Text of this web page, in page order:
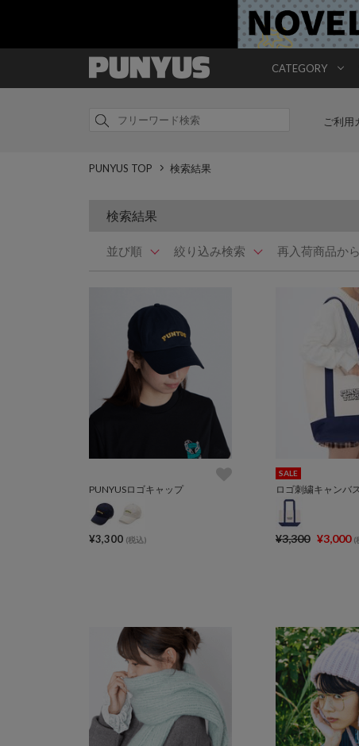
CATEGORY
ご利用
PUNYUS TOP 検索結果
検索結果
並び順 絞り込み検索 再入荷商品か
PUNYUSロゴキャップ
¥3,300 (税込)
SALE
ロゴ刺繍キャンバ
¥3,300 ¥3,000 (